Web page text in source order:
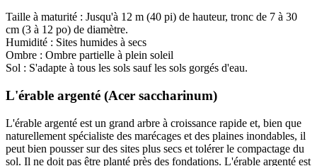
Taille à maturité : Jusqu'à 12 m (40 pi) de hauteur, tronc de 7 à 30
cm (3 à 12 po) de diamètre.
Humidité : Sites humides à secs
Ombre : Ombre partielle à plein soleil
Sol : S'adapte à tous les sols sauf les sols gorgés d'eau.
L'érable argenté (Acer saccharinum)
L'érable argenté est un grand arbre à croissance rapide et, bien que
naturellement spécialiste des marécages et des plaines inondables, il
peut bien pousser sur des sites plus secs et tolérer le compactage du
sol. Il ne doit pas être planté près des fondations. L'érable argenté est